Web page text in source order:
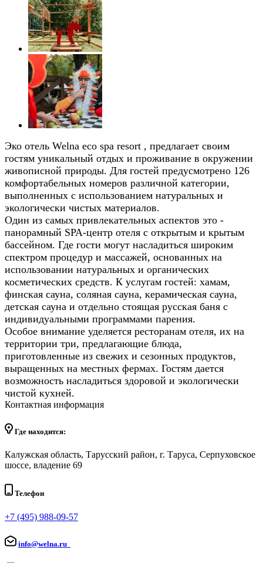
Эко отель Welna eco spa resort , предлагает своим
гостям уникальный отдых и проживание в окружении
живописной природы. Для гостей предусмотрено 126
комфортабельных номеров различной категории,
выполненных с использованием натуральных и
экологически чистых материалов.
Один из самых привлекательных аспектов это -
панорамный SPA-центр отеля с открытым и крытым
бассейном. Где гости могут насладиться широким
спектром процедур и массажей, основанных на
использовании натуральных и органических
косметических средств. К услугам гостей: хамам,
финская сауна, соляная сауна, керамическая сауна,
детская сауна и отдельно стоящая русская баня с
индивидуальными программами парения.
Особое внимание уделяется ресторанам отеля, их на
территории три, предлагающие блюда,
приготовленные из свежих и сезонных продуктов,
выращенных на местных фермах. Гостям дается
возможность насладиться здоровой и экологически
чистой кухней.
Контактная информация
Где находится:
Калужская область, Тарусский район, г. Таруса, Серпуховское
шоссе, владение 69
Телефон
+7 (495) 988-09-57
info@welna.ru